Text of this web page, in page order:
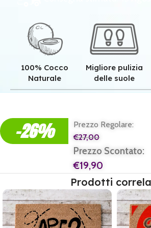
100% Cocco
Naturale
Migliore pulizia
delle suole
-26%
Prezzo Regolare:
€27,00
Prezzo Scontato:
€19,90
Prodotti